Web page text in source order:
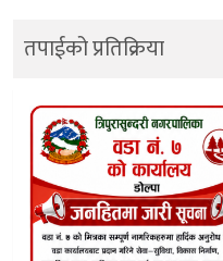
तपाईको प्रतिक्रिया